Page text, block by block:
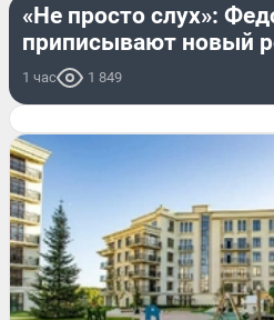
«Не просто слух»:
приписывают новый
1 час 1 849